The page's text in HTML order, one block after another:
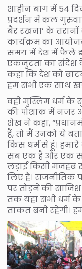
शाहीन बाग में 54
प्रदर्शन में कल
बैर रखना’ के
कार्यक्रम का
समय में देश में फैले
एकजुटता का संदेश
कहा कि देश को
हम सभी एक साथ
वहीं मुस्लिम धर्म के
की पोशाक में नजर
शेख ने कहा,
हैं, तो मैं उनको ये
किस धर्म से हूं।
सब एक हैं और एक
लड़ाई किसी मजहब
लिए है। राजनीतिक
पर तोड़ने की
तक यहां सभी धर्म
ताकत बनी रहेगी।